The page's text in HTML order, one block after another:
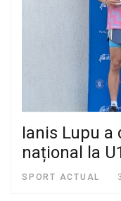
Ianis Lupu a
național la
SPORT ACTUAL